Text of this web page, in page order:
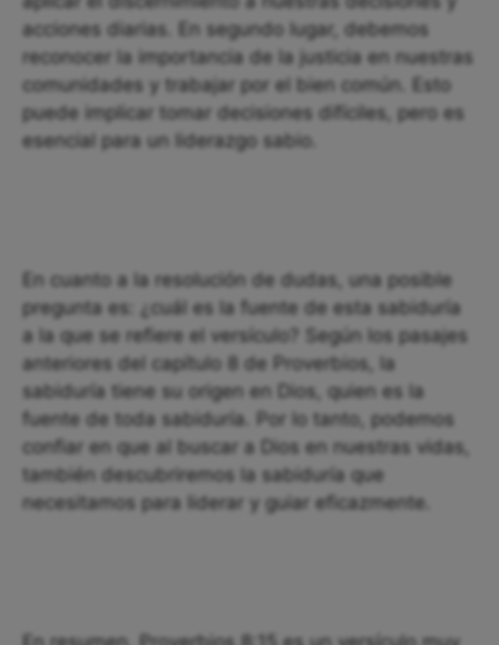
acciones diarias. En segundo lugar, debemos
reconocer la importancia de la justicia en nuestras
comunidades y trabajar por el bien común. Esto
puede implicar tomar decisiones difíciles, pero es
esencial para un liderazgo sabio.
En cuanto a la resolución de dudas, una posible
pregunta es: ¿cuál es la fuente de esta sabiduría
a la que se refiere el versículo? Según los pasajes
anteriores del capítulo 8 de Proverbios, la
sabiduría tiene su origen en Dios, quien es la
fuente de toda sabiduría. Por lo tanto, podemos
confiar en que al buscar a Dios en nuestras vidas,
también descubriremos la sabiduría que
necesitamos para liderar y guiar eficazmente.